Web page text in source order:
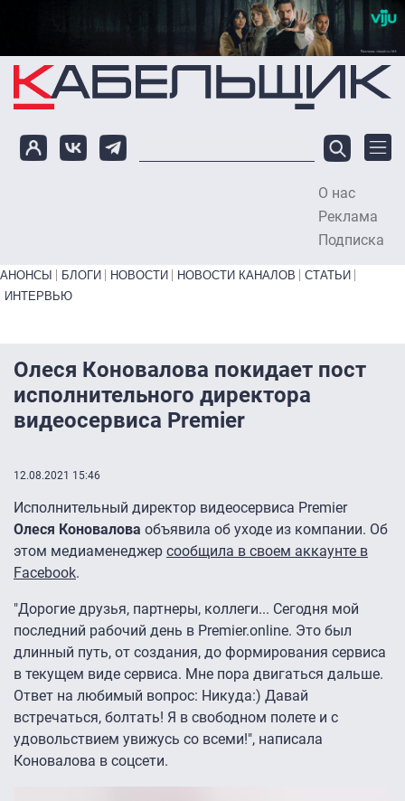
Перейти к основному содержанию
О нас
Реклама
Подписка
Primary links bottom
АНОНСЫ БЛОГИ НОВОСТИ НОВОСТИ КАНАЛОВ
СТАТЬИ
ИНТЕРВЬЮ
Олеся Коновалова покидает пост
исполнительного директора
видеосервиса Premier
12.08.2021 15:46
Исполнительный директор видеосервиса Premier
Олеся Коновалова объявила об уходе из компании. Об
этом медиаменеджер сообщила в своем аккаунте в
Facebook.
"Дорогие друзья, партнеры, коллеги... Сегодня мой
последний рабочий день в Premier.online. Это был
длинный путь, от создания, до формирования сервиса
в текущем виде сервиса. Мне пора двигаться дальше.
Ответ на любимый вопрос: Никуда:) Давай
встречаться, болтать! Я в свободном полете и с
удовольствием увижусь со всеми!", написала
Коновалова в соцсети.